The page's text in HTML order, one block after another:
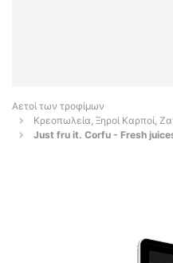
Αετοί των τροφίμων
Κρεοπωλεία, Ξηροί Καρποί,
Just fru it. Corfu - Fresh